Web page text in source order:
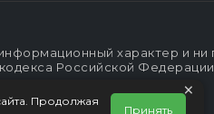
характер и ни
Российской Федерации
×
Продолжая
Принять